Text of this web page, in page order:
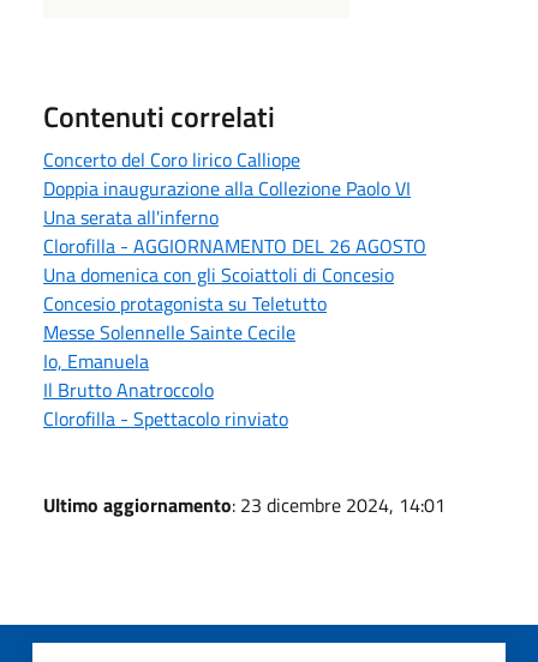
Contenuti correlati
Concerto del Coro lirico Calliope
Doppia inaugurazione alla Collezione Paolo VI
Una serata all'inferno
Clorofilla - AGGIORNAMENTO DEL 26 AGOSTO
Una domenica con gli Scoiattoli di Concesio
Concesio protagonista su Teletutto
Messe Solennelle Sainte Cecile
Io, Emanuela
Il Brutto Anatroccolo
Clorofilla - Spettacolo rinviato
Ultimo aggiornamento: 23 dicembre 2024, 14:01